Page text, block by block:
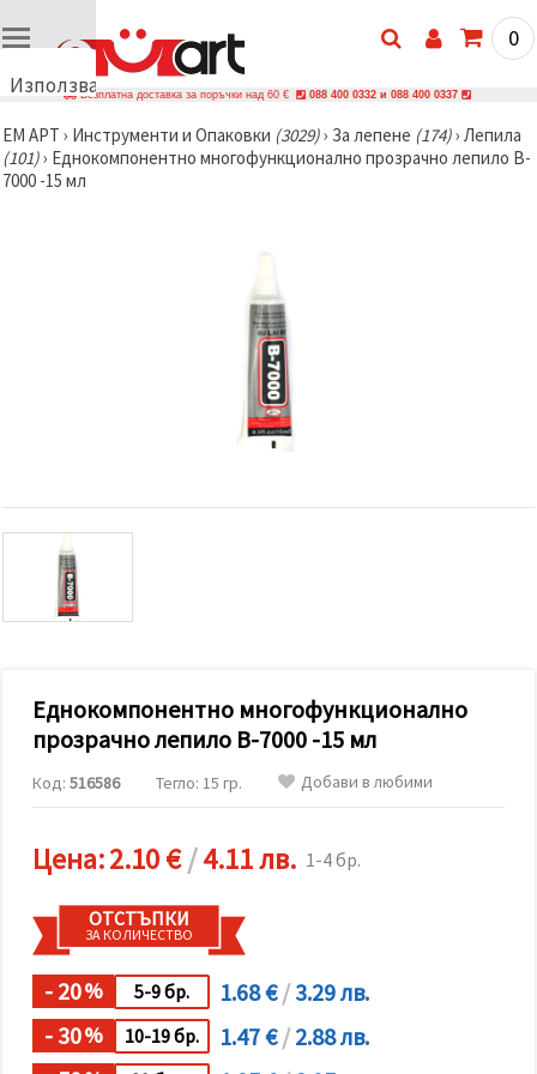
Използваме
🍪
Използваме
бисквитки
показваме
релевантно
съдържание
и реклами,
включително
с помощта
маркетинг.
Можеш да
съгласиш
"бисквитки"
натиснеш
"Приеми
всички!"
или да
посочиш
предпочитанията
си в
"Настройки",
като
0
Безплатна доставка за поръчки над 60 € 088 400 0332 и 088 400 0337
ЕМ АРТ › Инструменти и Опаковки (3029)› За лепене (174)› Лепила
(101)› Еднокомпонентно многофункционално прозрачно лепило B-
7000 -15 мл
Еднокомпонентно многофункционално
прозрачно лепило B-7000 -15 мл
Код: 516586 Тегло: 15 гр. Добави в любими
Цена:2.10 €/4.11 лв. 1-4 бр.
ОТСТЪПКИ
ЗА КОЛИЧЕСТВО
- 20% 5-9 бр. 1.68 €/3.29 лв.
- 30% 10-19 бр. 1.47 €/2.88 лв.